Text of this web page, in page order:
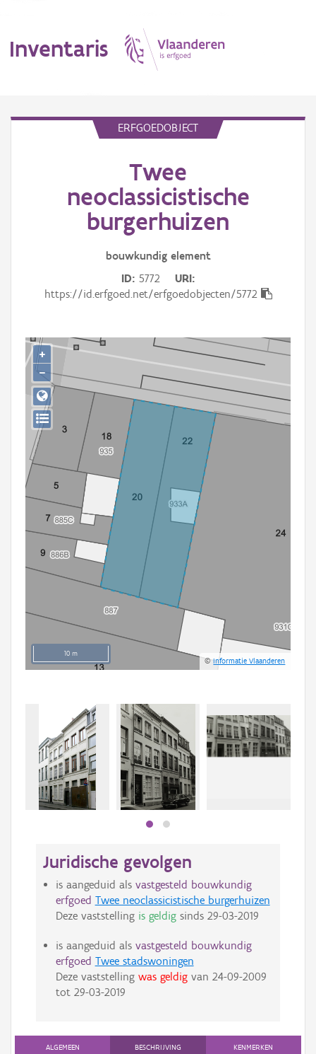
Inventaris
Aanduidingsobject
Gebeurtenis
Downloads
Hergebruik
Aanmelden
ERFGOEDOBJECT
Twee
neoclassicistische
burgerhuizen
bouwkundig element
ID 5772
URI
https://id.erfgoed.net/erfgoedobjecten/5772
10 m
©Informatie Vlaanderen
+
−
Juridische gevolgen
is aangeduid als vastgesteld bouwkundig
erfgoed Twee neoclassicistische burgerhuizen
Deze vaststelling is geldigsinds 29-03-2019
is aangeduid als vastgesteld bouwkundig
erfgoed Twee stadswoningen
Deze vaststelling was geldigvan 24-09-2009
tot 29-03-2019
ALGEMEEN BESCHRIJVING KENMERKEN